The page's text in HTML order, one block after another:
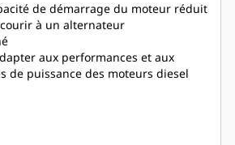
de démarrage du moteur réduit
à un alternateur
aux performances et aux
de puissance des moteurs diesel